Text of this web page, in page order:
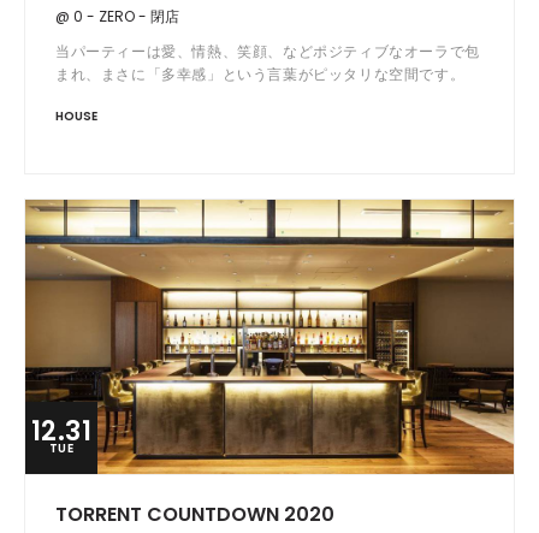
@ 0 - ZERO - 閉店
当パーティーは愛、情熱、笑顔、などポジティブなオーラで包
まれ、まさに「多幸感」という言葉がピッタリな空間です。
が、ここZEROにおいて、いつもと変わらないコタツのような
HOUSE
12.31
TUE
TORRENT COUNTDOWN 2020